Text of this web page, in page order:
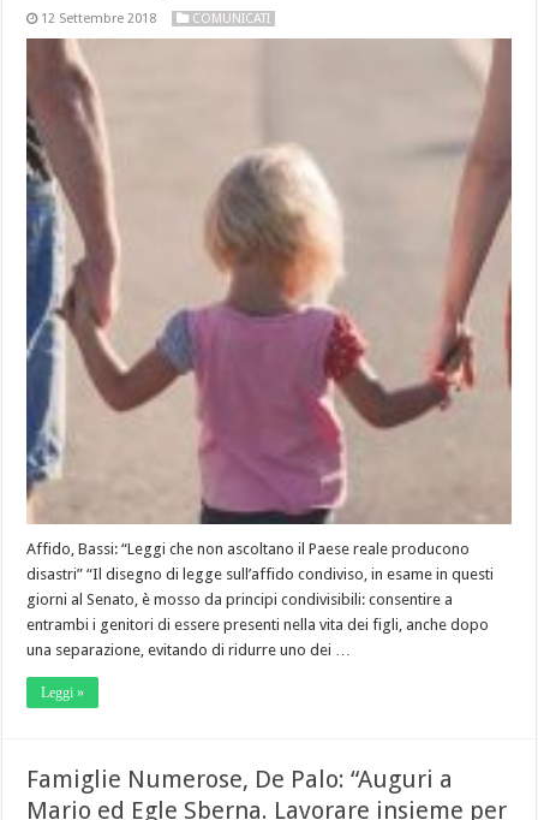
12 Settembre 2018 COMUNICATI
Affido, Bassi: “Leggi che non ascoltano il Paese reale producono
disastri” “Il disegno di legge sull’affido condiviso, in esame in questi
giorni al Senato, è mosso da principi condivisibili: consentire a
entrambi i genitori di essere presenti nella vita dei figli, anche dopo
una separazione, evitando di ridurre uno dei …
Leggi »
Famiglie Numerose, De Palo: “Auguri a
Mario ed Egle Sberna. Lavorare insieme per